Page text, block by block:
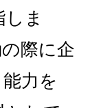
ま
際に企
力を